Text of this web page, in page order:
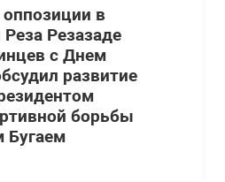
в
Резазаде
с Днем
развитие
борьбы
Бугаем